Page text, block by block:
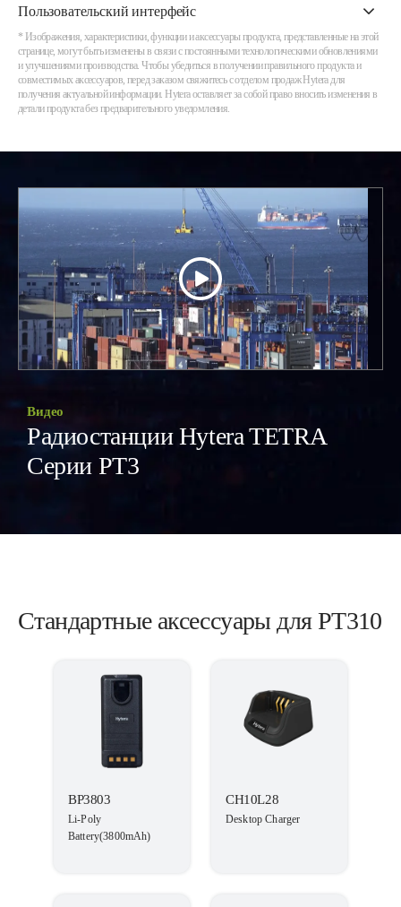
Пользовательский интерфейс
* Изображения, характеристики, функции и аксессуары продукта, представленные на этой
странице, могут быть изменены в связи с постоянными технологическими обновлениями
и улучшениями производства. Чтобы убедиться в получении правильного продукта и
совместимых аксессуаров, перед заказом свяжитесь с отделом продаж Hytera для
получения актуальной информации. Hytera оставляет за собой право вносить изменения в
детали продукта без предварительного уведомления.
Видео
Радиостанции Hytera TETRA
Серии PT3
Стандартные аксессуары для PT310
BP3803
Li-Poly
Battery(3800mAh)
CH10L28
Desktop Charger